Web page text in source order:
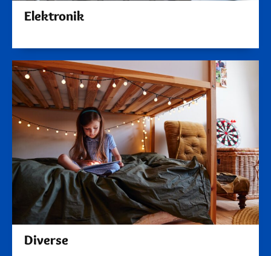
Elektronik
Diverse